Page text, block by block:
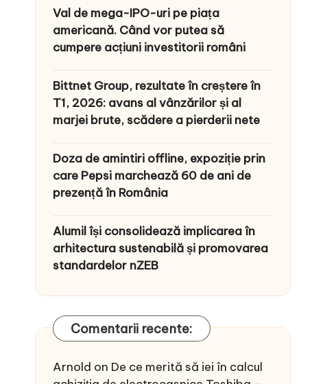
Val de mega-IPO-uri pe piața
americană. Când vor putea să
cumpere acțiuni investitorii români
Bittnet Group, rezultate în creștere în
T1, 2026: avans al vânzărilor și al
marjei brute, scădere a pierderii nete
Doza de amintiri offline, expoziție prin
care Pepsi marchează 60 de ani de
prezență în România
Alumil își consolidează implicarea în
arhitectura sustenabilă și promovarea
standardelor nZEB
Comentarii recente:
Arnold on De ce merită să iei în calcul